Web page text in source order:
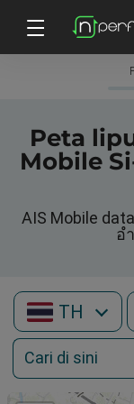
Peta
Mobile
AIS Mobile
อ
TH